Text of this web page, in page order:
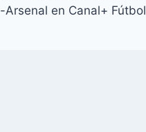
en Canal+ Fútbol